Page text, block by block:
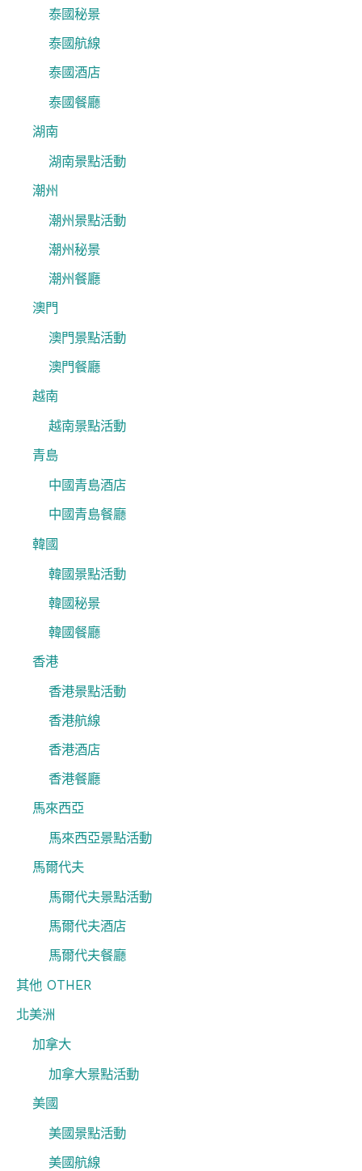
泰國秘景
泰國航線
泰國酒店
泰國餐廳
湖南
湖南景點活動
潮州
潮州景點活動
潮州秘景
潮州餐廳
澳門
澳門景點活動
澳門餐廳
越南
越南景點活動
青島
中國青島酒店
中國青島餐廳
韓國
韓國景點活動
韓國秘景
韓國餐廳
香港
香港景點活動
香港航線
香港酒店
香港餐廳
馬來西亞
馬來西亞景點活動
馬爾代夫
馬爾代夫景點活動
馬爾代夫酒店
馬爾代夫餐廳
其他 OTHER
北美洲
加拿大
加拿大景點活動
美國
美國景點活動
美國航線